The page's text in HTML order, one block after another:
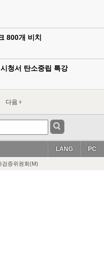
800개 비치
청서 탄소중립 특강
다음
PC
LANG
검증위원회(M)